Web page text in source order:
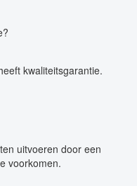
kwaliteitsgarantie.
uitvoeren door een
voorkomen.